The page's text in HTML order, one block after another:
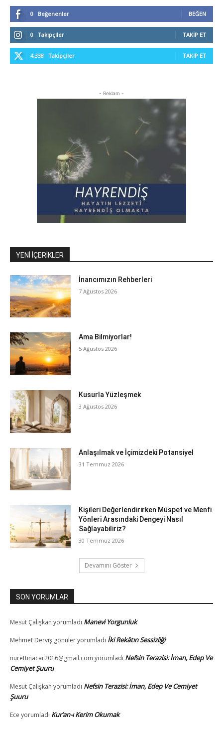
0 Beğenenler BEĞEN
0 Takipçiler TAKIP ET
4,338 Takipçiler TAKIP ET
- Reklam -
YENI İÇERIKLER
İnancımızın Rehberleri
7 Ağustos 2026
Ama Bilmiyorlar!
5 Ağustos 2026
Kusurla Yüzleşmek
3 Ağustos 2026
Anlaşılmak ve İçimizdeki Potansiyel
31 Temmuz 2026
Kişileri Değerlendirirken Müspet ve Menfi
Yönleri Arasındaki Dengeyi Nasıl
Sağlayabiliriz?
30 Temmuz 2026
Devamını Göster
SON YORUMLAR
Mesut Çalışkan yorumladı Manevi Yorgunluk
Mehmet Derviş gönüleryorumladı İki Rekâtın Sessizliği
nurettinacar2016@gmail.com yorumladı Nefsin Terazisi: İman, Edep Ve
Cemiyet Şuuru
Mesut Çalışkan yorumladı Nefsin Terazisi: İman, Edep Ve Cemiyet
Şuuru
Ece yorumladı Kur’an-ı Kerim Okumak